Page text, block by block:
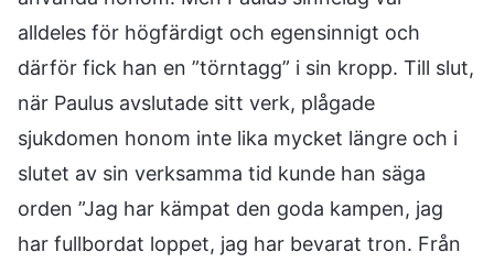
alldeles för högfärdigt och egensinnigt och
därför fick han en ”törntagg” i sin kropp. Till slut,
när Paulus avslutade sitt verk, plågade
sjukdomen honom inte lika mycket längre och i
slutet av sin verksamma tid kunde han säga
orden ”Jag har kämpat den goda kampen, jag
har fullbordat loppet, jag har bevarat tron. Från